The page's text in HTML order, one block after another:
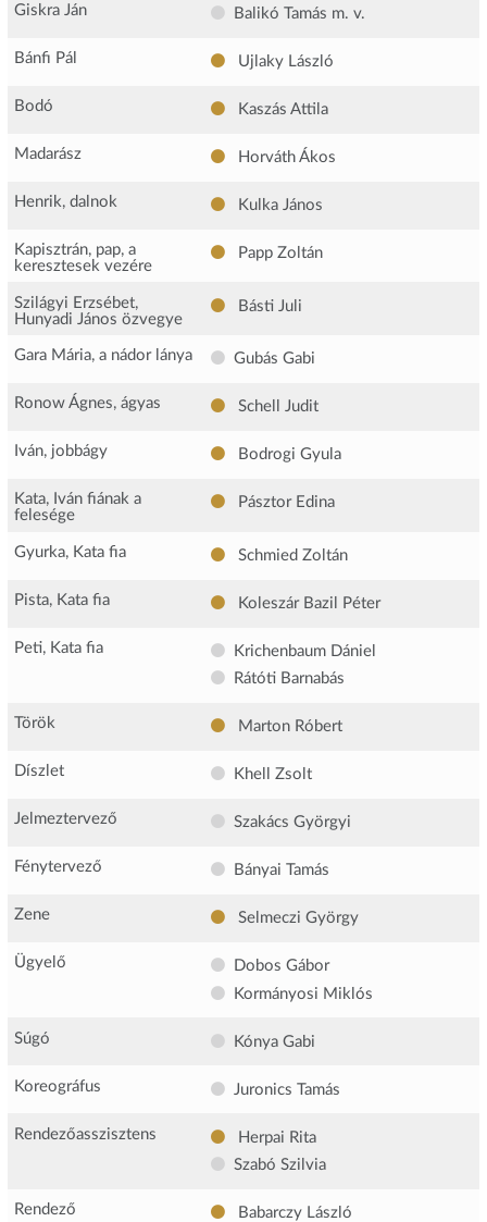
Giskra Ján Balikó Tamás m. v.
Bánfi Pál Ujlaky László
Bodó Kaszás Attila
Madarász Horváth Ákos
Henrik, dalnok Kulka János
Kapisztrán, pap, a
keresztesek vezére
Papp Zoltán
Szilágyi Erzsébet,
Hunyadi János özvegye
Básti Juli
Gara Mária, a nádor lánya Gubás Gabi
Ronow Ágnes, ágyas Schell Judit
Iván, jobbágy Bodrogi Gyula
Kata, Iván fiának a
felesége
Pásztor Edina
Gyurka, Kata fia Schmied Zoltán
Pista, Kata fia Koleszár Bazil Péter
Peti, Kata fia
Krichenbaum Dániel
Rátóti Barnabás
Török Marton Róbert
Díszlet Khell Zsolt
Jelmeztervező Szakács Györgyi
Fénytervező Bányai Tamás
Zene Selmeczi György
Ügyelő
Dobos Gábor
Kormányosi Miklós
Súgó Kónya Gabi
Koreográfus Juronics Tamás
Rendezőasszisztens
Herpai Rita
Szabó Szilvia
Rendező Babarczy László